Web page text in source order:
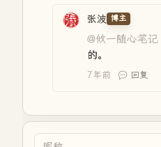
张波 博主
@攸一随心笔记
的。
7年前 回复